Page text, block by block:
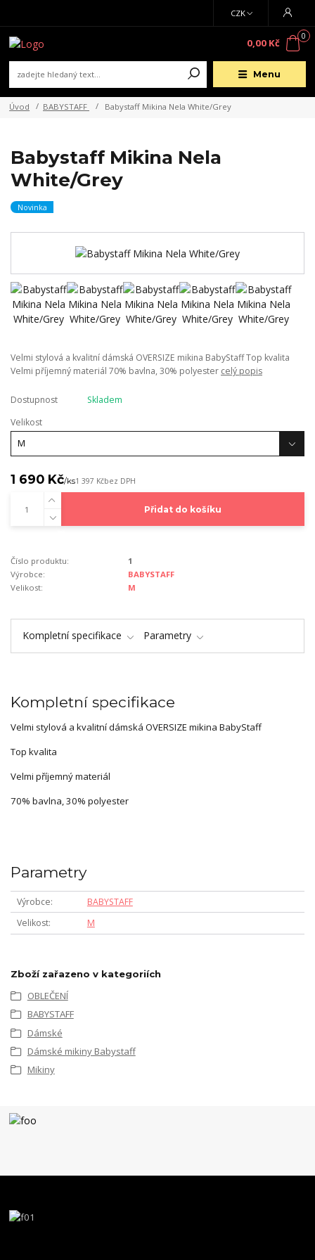
Menu
CZK
0
0,00 Kč
Úvod BABYSTAFF Babystaff Mikina Nela White/Grey
Babystaff Mikina Nela
White/Grey
Novinka
Velmi stylová a kvalitní dámská OVERSIZE mikina BabyStaff Top kvalita
Velmi příjemný materiál 70% bavlna, 30% polyester celý popis
Dostupnost
Skladem
Velikost
1 690 Kč/ks1 397 Kčbez DPH
Přidat do košíku
Číslo produktu:
1
Výrobce:
BABYSTAFF
Velikost:
M
Kompletní specifikace Parametry
Kompletní specifikace
Velmi stylová a kvalitní dámská OVERSIZE mikina BabyStaff
Top kvalita
Velmi příjemný materiál
70% bavlna, 30% polyester
Parametry
Výrobce
BABYSTAFF
Velikost
M
Zboží zařazeno v kategoriích
OBLEČENÍ
BABYSTAFF
Dámské
Dámské mikiny Babystaff
Mikiny